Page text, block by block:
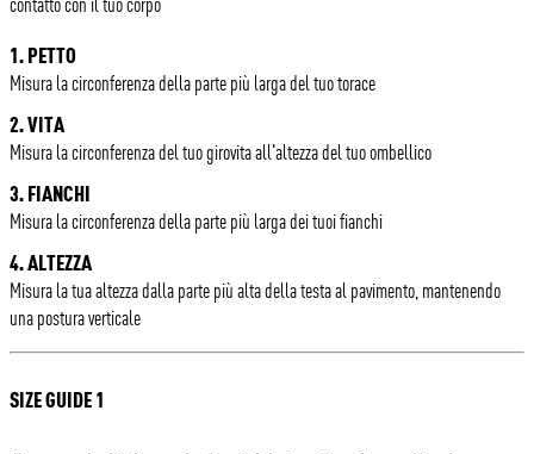
1. PETTO
Misura la circonferenza della parte più larga del tuo torace
2. VITA
Misura la circonferenza del tuo girovita all'altezza del tuo ombellico
3. FIANCHI
Misura la circonferenza della parte più larga dei tuoi fianchi
4. ALTEZZA
Misura la tua altezza dalla parte più alta della testa al pavimento, mantenendo
una postura verticale
SIZE GUIDE 1